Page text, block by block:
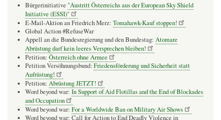
Bürgerinitiative "Austritt Österreichs aus der European Sky Shield
Initiative (ESSI)"
E-Mail-Aktion an Friedrich Merz: Tomahawk-Kauf stoppen!
Global Action #RefuseWar
Appell an die Bundesregierung und den Bundestag: Atomare
Abrüstung darf kein leeres Versprechen bleiben!
Petition: Österreich ohne Armee
Petition Versöhnungsbund: Friedensförderung und Sicherheit statt
Aufrüstung!
Petition: Abrüstung JETZT!
Word beyond war: In Support of Aid Flotillas and the End of Blockades
and Occupation
Word beyond war: For a Worldwide Ban on Military Air Shows
Word beyond war: Call for Action to End Deadly Violence in